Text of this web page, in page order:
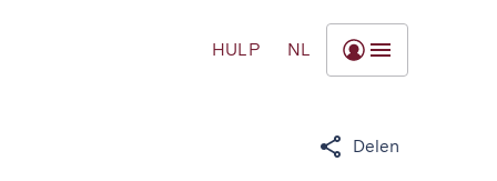
HULP NL
Delen